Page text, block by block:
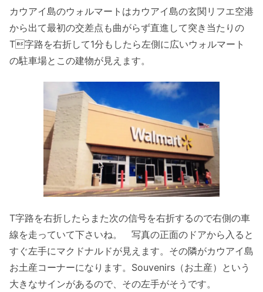
カウアイ島のウォルマートはカウアイ島の玄関リフエ空港
から出て最初の交差点も曲がらず直進して突き当たりの
T字路を右折して1分もしたら左側に広いウォルマート
の駐車場とこの建物が見えます。
T字路を右折したらまた次の信号を右折するので右側の車
線を走っていて下さいね。 写真の正面のドアから入ると
すぐ左手にマクドナルドが見えます。その隣がカウアイ島
お土産コーナーになります。Souvenirs（お土産）という
大きなサインがあるので、その左手がそうです。